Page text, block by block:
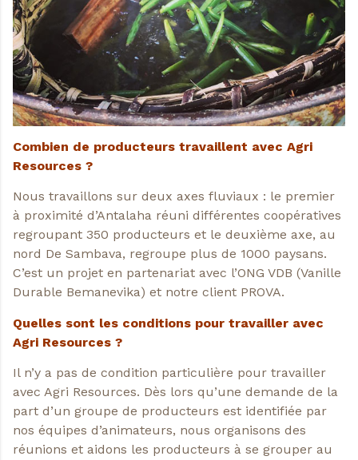
Combien de producteurs travaillent avec Agri
Resources ?
Nous travaillons sur deux axes fluviaux : le premier
à proximité d’Antalaha réuni différentes coopératives
regroupant 350 producteurs et le deuxième axe, au
nord De Sambava, regroupe plus de 1000 paysans.
C’est un projet en partenariat avec l’ONG VDB (Vanille
Durable Bemanevika) et notre client PROVA.
Quelles sont les conditions pour travailler avec
Agri Resources ?
Il n’y a pas de condition particulière pour travailler
avec Agri Resources. Dès lors qu’une demande de la
part d’un groupe de producteurs est identifiée par
nos équipes d’animateurs, nous organisons des
réunions et aidons les producteurs à se grouper au